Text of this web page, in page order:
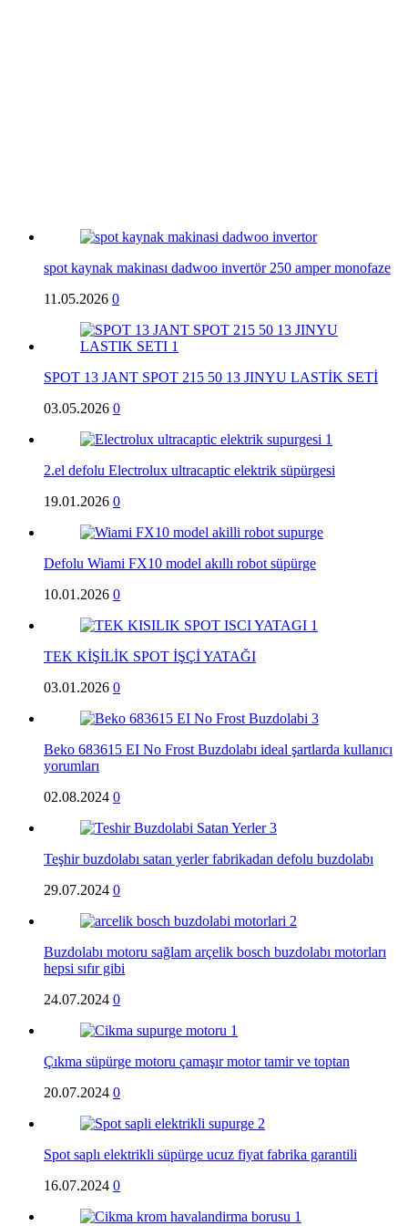
spot kaynak makinası dadwoo invertör 250 amper monofaze
11.05.2026 0
SPOT 13 JANT SPOT 215 50 13 JINYU LASTİK SETİ
03.05.2026 0
2.el defolu Electrolux ultracaptic elektrik süpürgesi
19.01.2026 0
Defolu Wiami FX10 model akıllı robot süpürge
10.01.2026 0
TEK KİŞİLİK SPOT İŞÇİ YATAĞI
03.01.2026 0
Beko 683615 EI No Frost Buzdolabı ideal şartlarda kullanıcı
yorumları
02.08.2024 0
Teşhir buzdolabı satan yerler fabrikadan defolu buzdolabı
29.07.2024 0
Buzdolabı motoru sağlam arçelik bosch buzdolabı motorları
hepsi sıfır gibi
24.07.2024 0
Çıkma süpürge motoru çamaşır motor tamir ve toptan
20.07.2024 0
Spot saplı elektrikli süpürge ucuz fiyat fabrika garantili
16.07.2024 0